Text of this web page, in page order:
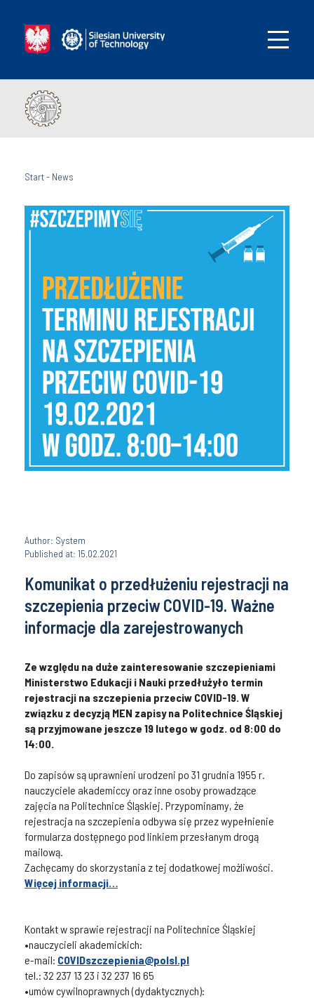
Start- News
Author: System
Published at: 15.02.2021
Komunikat o przedłużeniu rejestracji na
szczepienia przeciw COVID-19. Ważne
informacje dla zarejestrowanych
Ze względu na duże zainteresowanie szczepieniami
Ministerstwo Edukacji i Nauki przedłużyło termin
rejestracji na szczepienia przeciw COVID-19. W
związku z decyzją MEN zapisy na Politechnice Śląskiej
są przyjmowane jeszcze 19 lutego w godz. od 8:00 do
14:00.
Do zapisów są uprawnieni urodzeni po 31 grudnia 1955 r.
nauczyciele akademiccy oraz inne osoby prowadzące
zajęcia na Politechnice Śląskiej. Przypominamy, że
rejestracja na szczepienia odbywa się przez wypełnienie
formularza dostępnego pod linkiem przesłanym drogą
mailową.
Zachęcamy do skorzystania z tej dodatkowej możliwości.
Więcej informacji…
Kontakt w sprawie rejestracji na Politechnice Śląskiej
•nauczycieli akademickich:
e-mail: COVIDszczepienia@polsl.pl
tel.: 32 237 13 23 i 32 237 16 65
•umów cywilnoprawnych (dydaktycznych):